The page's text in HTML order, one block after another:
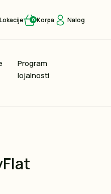
Lokacije 0 Korpa Nalog
Program
lojalnosti